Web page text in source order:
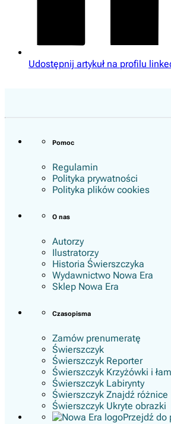
Udostępnij artykuł na profilu
Pomoc
Regulamin
Polityka prywatności
Polityka plików cookies
O nas
Autorzy
Ilustratorzy
Historia Świerszczyka
Wydawnictwo Nowa Era
Sklep Nowa Era
Czasopisma
Zamów prenumeratę
Świerszczyk
Świerszczyk Reporter
Świerszczyk Krzyżówki i
Świerszczyk Labirynty
Świerszczyk Znajdź różnice
Świerszczyk Ukryte obrazki
Przejdź do